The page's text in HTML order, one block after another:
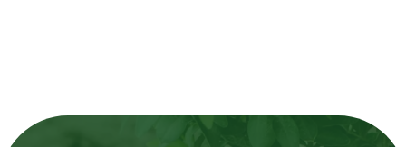
conforme a necessidade de nosso cliente.